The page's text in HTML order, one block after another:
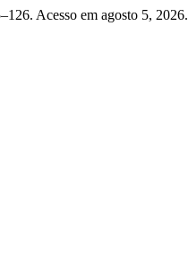
Acesso em agosto 5, 2026.